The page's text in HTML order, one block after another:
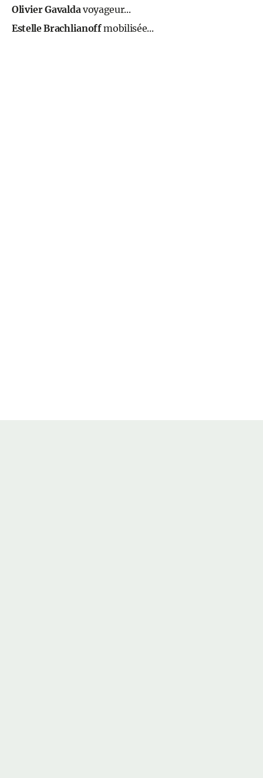
Olivier Gavaldavoyageur...
Estelle Brachlianoffmobilisée...